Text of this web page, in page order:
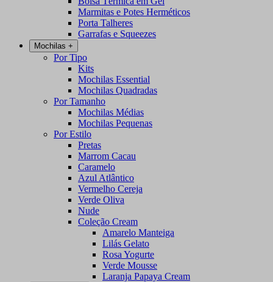
Marmitas e Potes Herméticos
Porta Talheres
Garrafas e Squeezes
Mochilas +
Por Tipo
Kits
Mochilas Essential
Mochilas Quadradas
Por Tamanho
Mochilas Médias
Mochilas Pequenas
Por Estilo
Pretas
Marrom Cacau
Caramelo
Azul Atlântico
Vermelho Cereja
Verde Oliva
Nude
Coleção Cream
Amarelo Manteiga
Lilás Gelato
Rosa Yogurte
Verde Mousse
Laranja Papaya Cream